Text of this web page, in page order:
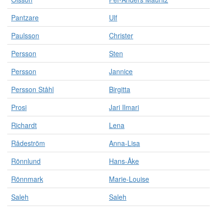
Pantzare
Ulf
Paulsson
Christer
Persson
Sten
Persson
Jannice
Persson Ståhl
Birgitta
Prosi
Jari Ilmari
Richardt
Lena
Rådeström
Anna-Lisa
Rönnlund
Hans-Åke
Rönnmark
Marie-Louise
Saleh
Saleh